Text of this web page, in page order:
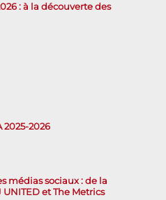
: à la découverte des
2025-2026
médias sociaux : de la
et The Metrics